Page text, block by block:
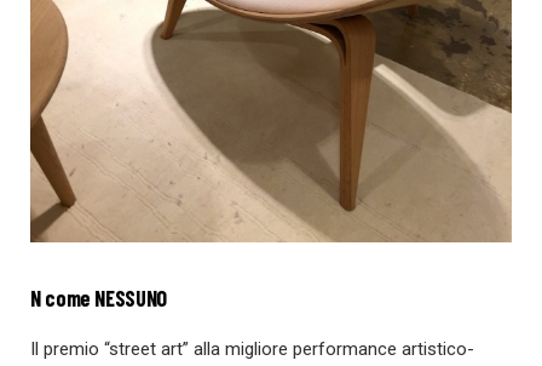
N come NESSUNO
Il premio “street art” alla migliore performance artistico-